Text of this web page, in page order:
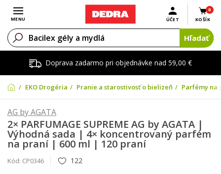
Doprava zadarmo pri objednávke nad 59,00 €
Otvoriť menu
MENU
0
KOŠÍK
ÚČET
Hľadať
EKO Drogéria Pranie a starostivosť o bielizeň Parfémy na
AG by AGATA
2× PARFUMAGE SUPREME AG by AGATA |
Výhodná sada | 4× koncentrovaný parfém
na praní | 600 ml | 120 praní
Kód: CP0346 122